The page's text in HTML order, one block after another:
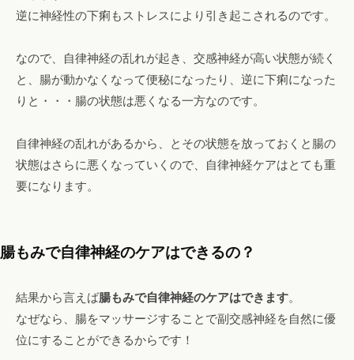
逆に神経性の下痢もストレスにより引き起こされるのです。
なので、自律神経の乱れが起き、交感神経が高い状態が続く
と、腸が動かなくなって便秘になったり、逆に下痢になった
りと・・・腸の状態は悪くなる一方なのです。
自律神経の乱れがあるから、とその状態を放っておくと腸の
状態はさらに悪くなっていくので、自律神経ケアはとても重
要になります。
腸もみで自律神経のケアはできるの？
結果から言えば腸もみで自律神経のケアはできます。
なぜなら、腸をマッサージすることで副交感神経を自然に優
位にすることができるからです！